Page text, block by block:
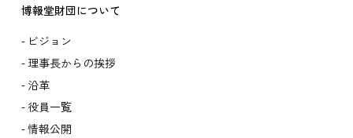
博報堂財団について
ビジョン
理事長からの挨拶
沿革
役員一覧
情報公開